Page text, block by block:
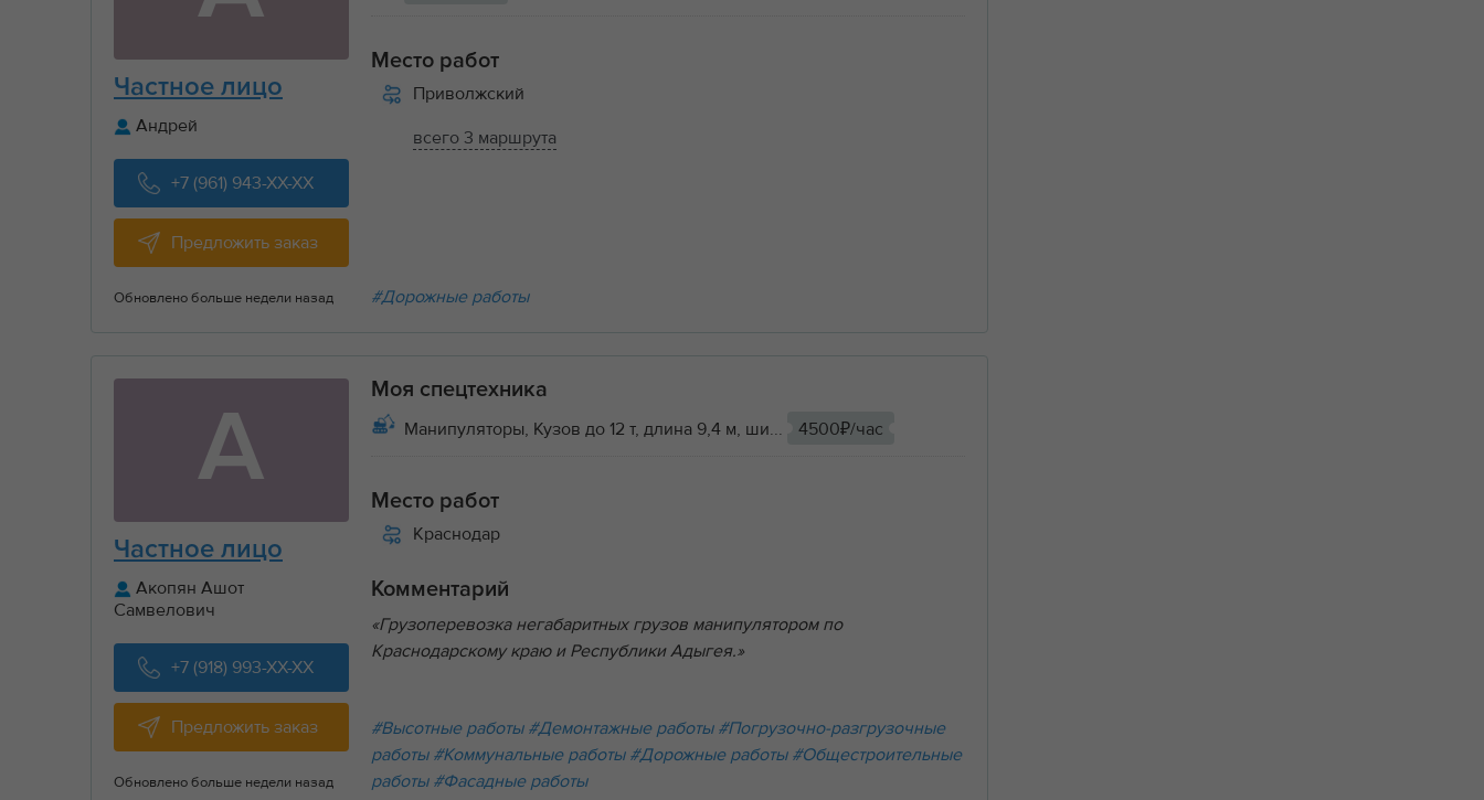
Частное лицо
Андрей
+7 (961) 943-XX-XX
Предложить заказ
Обновлено больше недели назад
Место работ
Приволжский
всего 3 маршрута
#Дорожные работы
А
Частное лицо
Акопян Ашот
Самвелович
+7 (918) 993-XX-XX
Предложить заказ
Обновлено больше недели назад
Моя спецтехника
Манипуляторы, Кузов до 12 т, длина 9,4 м, ши...
4500₽/час
Место работ
Краснодар
Комментарий
«Грузоперевозка негабаритных грузов манипулятором по
Краснодарскому краю и Республики Адыгея.»
#Высотные работы #Демонтажные работы #Погрузочно-разгрузочные
работы #Коммунальные работы #Дорожные работы #Общестроительные
работы #Фасадные работы